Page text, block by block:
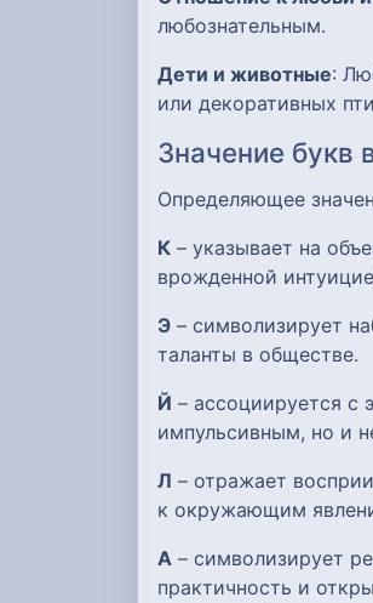
любознательным.
Дети и животные:
или декоративных
Значение букв
Определяющее
К – указывает на
врожденной
Э – символизирует
таланты в обществе.
Й – ассоциируется с
импульсивным, но и
Л – отражает
к окружающим
А – символизирует
практичность и